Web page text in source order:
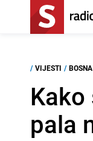
/ VIJESTI /
pala